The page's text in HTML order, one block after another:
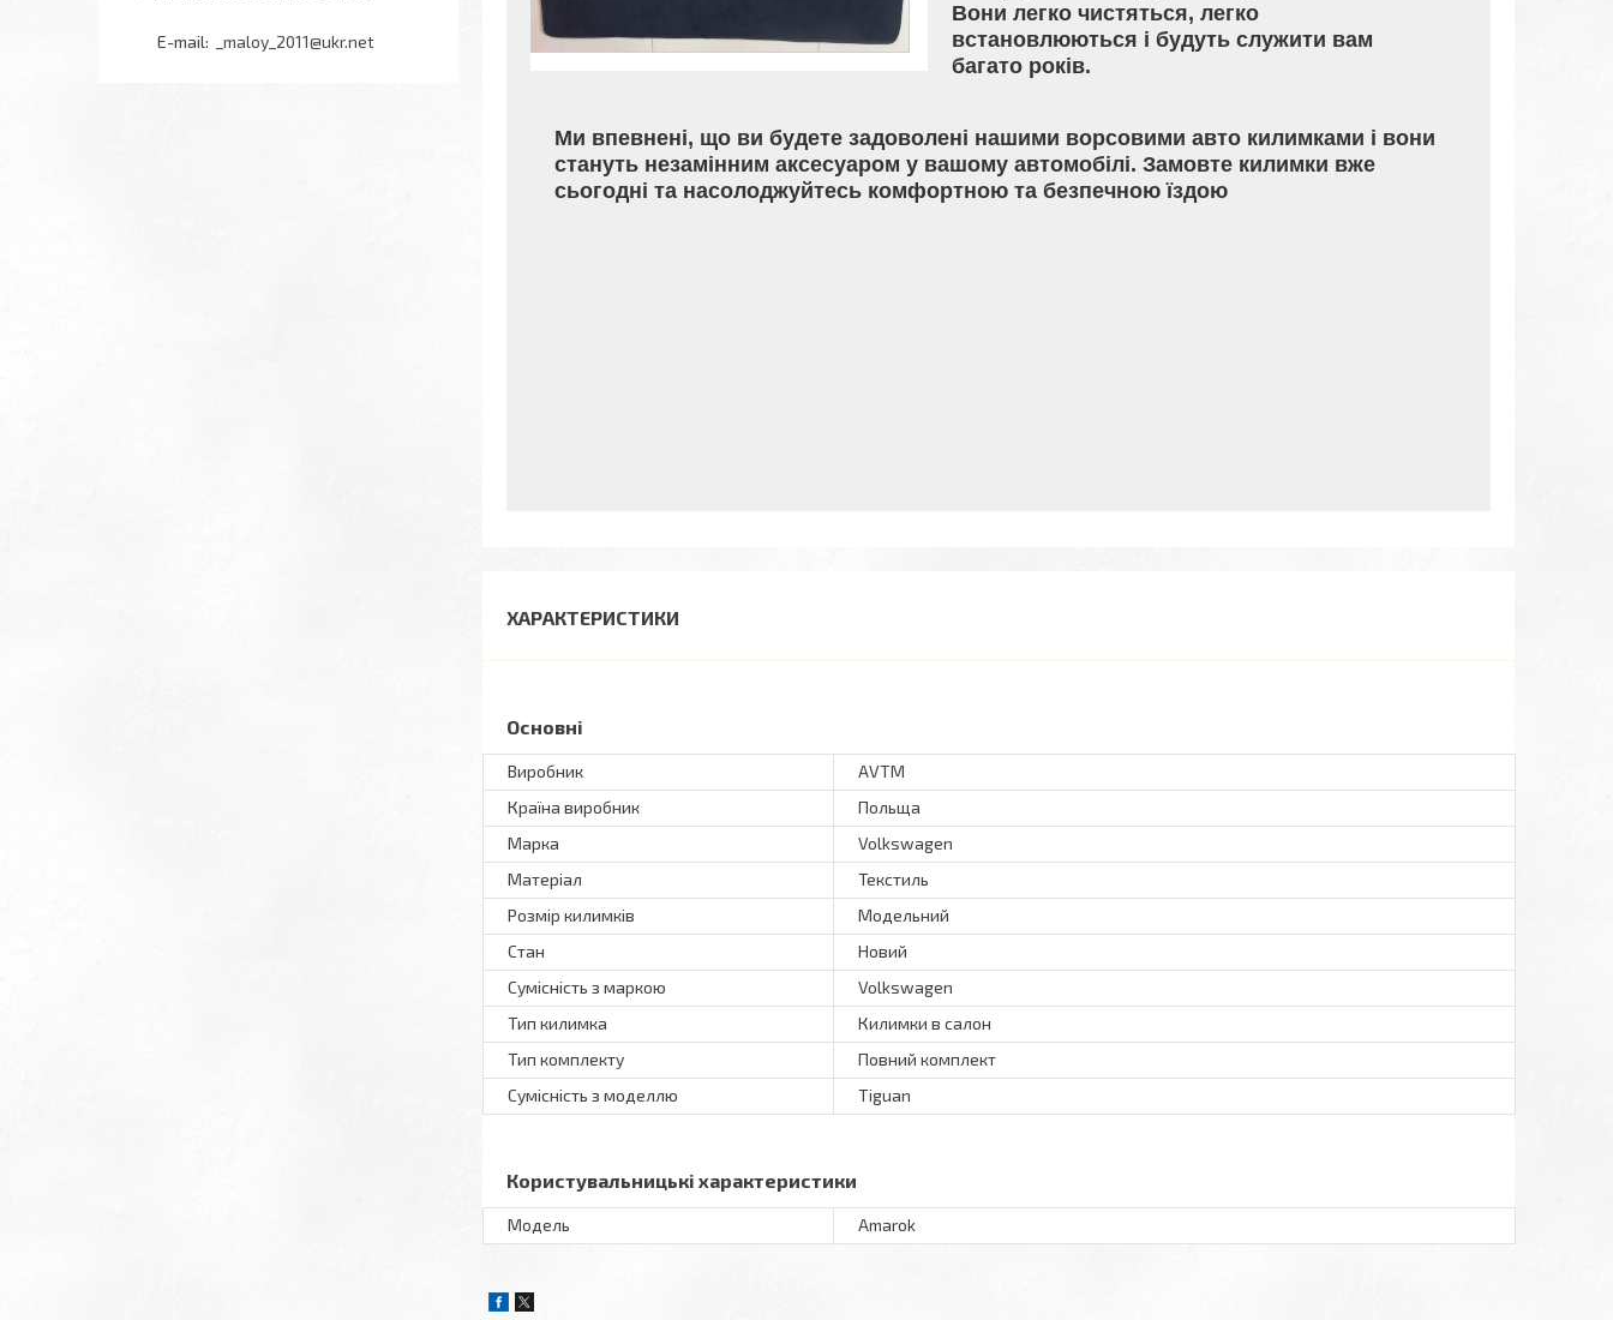
Вони легко чистяться, легко
встановлюються і будуть служити вам
багато років.
Ми впевнені, що ви будете задоволені нашими ворсовими авто килимками і вони
стануть незамінним аксесуаром у вашому автомобілі. Замовте килимки вже
сьогодні та насолоджуйтесь комфортною та безпечною їздою
ХАРАКТЕРИСТИКИ
Основні
Виробник
AVTM
Країна виробник
Польща
Марка
Volkswagen
Матеріал
Текстиль
Розмір килимків
Модельний
Стан
Новий
Сумісність з маркою
Volkswagen
Тип килимка
Килимки в салон
Тип комплекту
Повний комплект
Сумісність з моделлю
Tiguan
Користувальницькі характеристики
Мoдель Amarok
_maloy_2011@ukr.net